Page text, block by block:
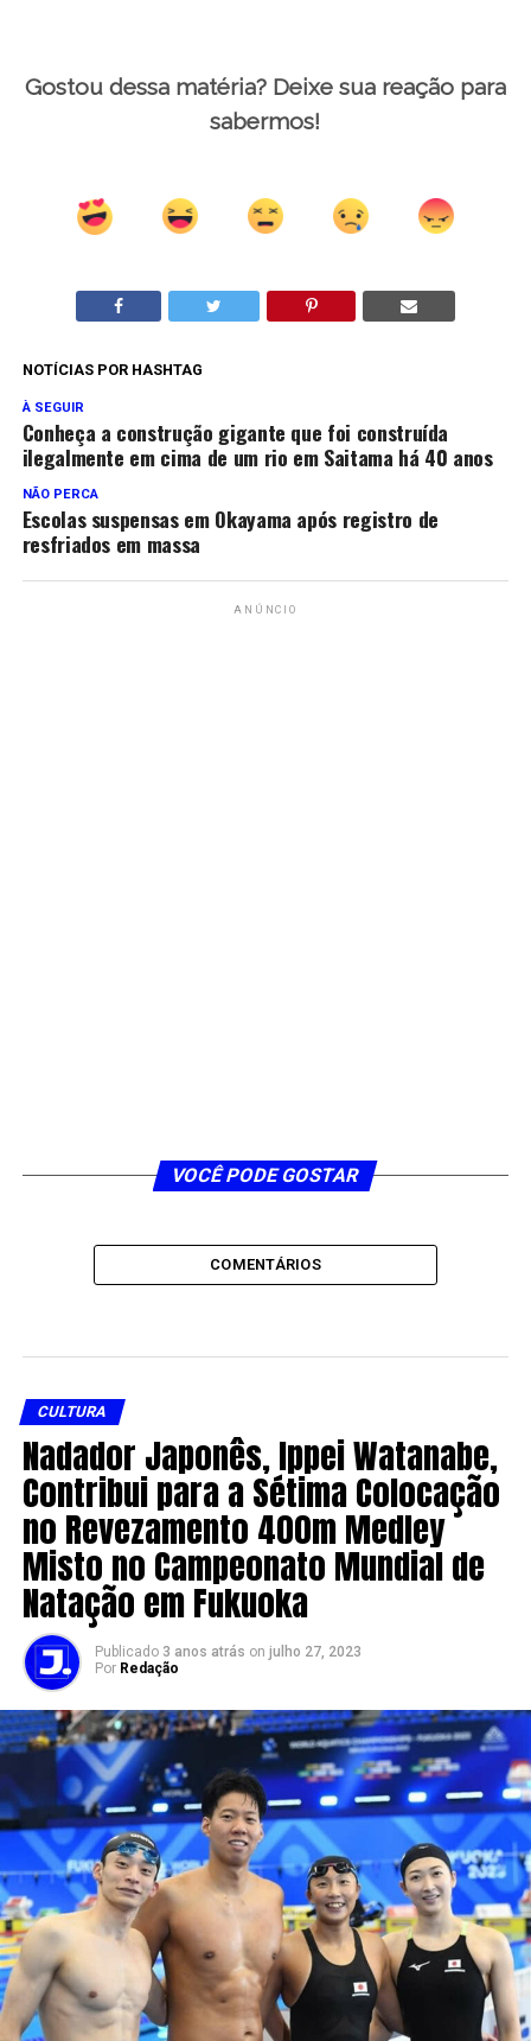
Gostou dessa matéria? Deixe sua reação para
sabermos!
NOTÍCIAS POR HASHTAG
À SEGUIR
Conheça a construção gigante que foi construída
ilegalmente em cima de um rio em Saitama há 40 anos
NÃO PERCA
Escolas suspensas em Okayama após registro de
resfriados em massa
ANÚNCIO
VOCÊ PODE GOSTAR
COMENTÁRIOS
CULTURA
Nadador Japonês, Ippei Watanabe,
Contribui para a Sétima Colocação
no Revezamento 400m Medley
Misto no Campeonato Mundial de
Natação em Fukuoka
Publicado 3 anos atrás on julho 27, 2023
Por Redação